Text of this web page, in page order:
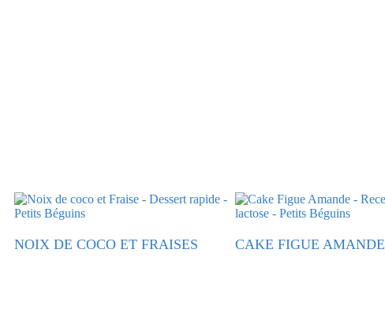
NOIX DE COCO ET FRAISES CAKE FIGUE AMANDE